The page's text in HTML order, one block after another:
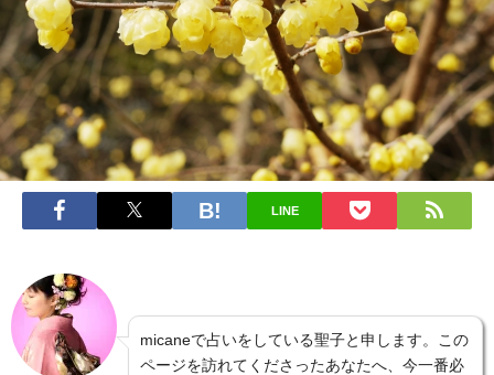
LINE
micaneで占いをしている聖子と申します。この
ページを訪れてくださったあなたへ、今一番必